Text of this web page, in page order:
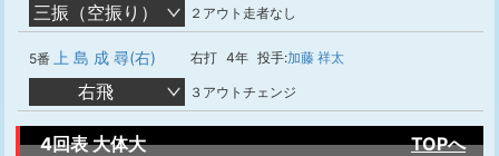
三振（空振り） ２アウト走者なし
5番 上 島 成 尋(右) 右打 4年 投手:加藤 祥太
右飛 ３アウトチェンジ
4回表 大体大 TOPへ